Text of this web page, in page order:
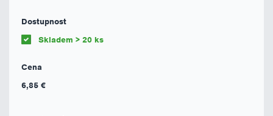
Skladem > 20 ks
6,85 €